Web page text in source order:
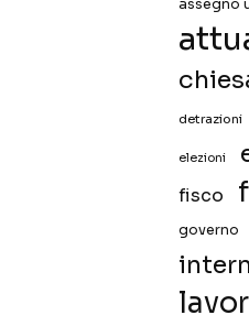
assegno
detrazioni
elezioni
fisco
governo